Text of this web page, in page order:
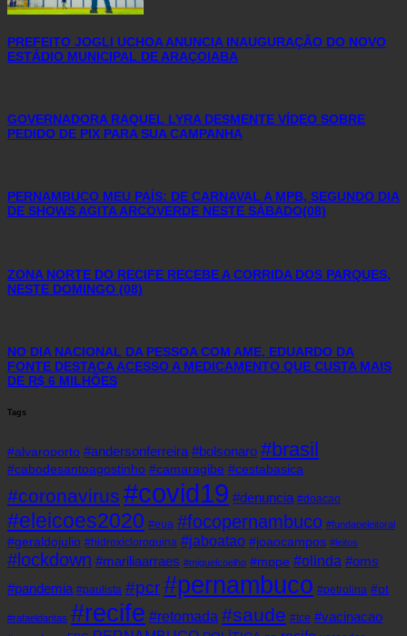
PREFEITO JOGLI UCHOA ANUNCIA INAUGURAÇÃO DO NOVO
ESTÁDIO MUNICIPAL DE ARAÇOIABA
GOVERNADORA RAQUEL LYRA DESMENTE VÍDEO SOBRE
PEDIDO DE PIX PARA SUA CAMPANHA
PERNAMBUCO MEU PAÍS: DE CARNAVAL A MPB, SEGUNDO DIA
DE SHOWS AGITA ARCOVERDE NESTE SÁBADO(08)
ZONA NORTE DO RECIFE RECEBE A CORRIDA DOS PARQUES,
NESTE DOMINGO (08)
NO DIA NACIONAL DA PESSOA COM AME, EDUARDO DA
FONTE DESTACA ACESSO A MEDICAMENTO QUE CUSTA MAIS
DE R$ 6 MILHÕES
Tags
#alvaroporto #andersonferreira #bolsonaro #brasil
#cabodesantoagostinho #camaragibe #cestabasica
#coronavirus #covid19 #denuncia #doacao
#eleicoes2020 #eua #focopernambuco #fundaoeleitoral
#geraldojulio #hidroxicloroquina #jaboatao #joaocampos #leitos
#lockdown #mariliaarraes #miguelcoelho #mppe #olinda #oms
#pandemia #paulista #pcr#pernambuco #petrolina #pt
#rafaeldantas #recife #retomada #saude #tce #vacinacao